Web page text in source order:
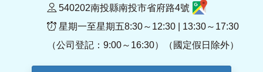
540202南投縣南投市省府路4號
星期一至星期五8:30～12:30 | 13:30～17:30
（公司登記：9:00～16:30）（國定假日除外）